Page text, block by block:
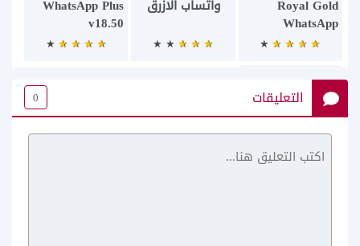
Royal Gold
WhatsApp
واتساب الازرق WhatsApp Plus
v18.50
Royal Gold
التعليقات 0